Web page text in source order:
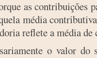
as contribuições
média
reflete a média
o valor